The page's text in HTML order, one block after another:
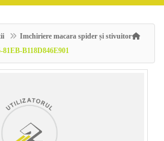
Imchiriere macara spider și stivuitor
B118D846E901